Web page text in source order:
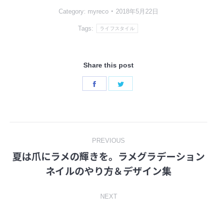
Category: myreco 2018年5月22日
Tags: ライフスタイル
Share this post
Share
navigation
PREVIOUS
Previous
post:
夏は爪にラメの輝きを。ラメグラデーション
ネイルのやり方＆デザイン集
NEXT